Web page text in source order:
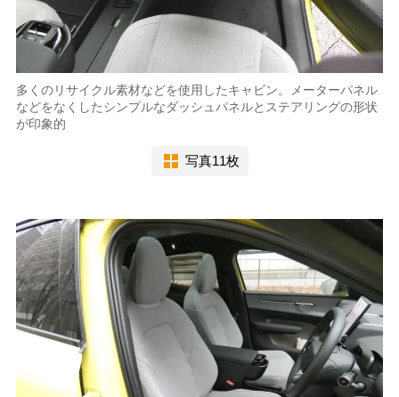
多くのリサイクル素材などを使用したキャビン。メーターパネル
などをなくしたシンプルなダッシュパネルとステアリングの形状
が印象的
写真11枚